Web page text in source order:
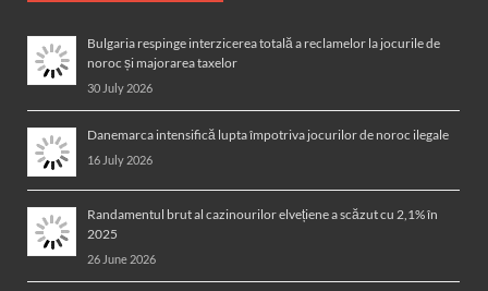
Bulgaria respinge interzicerea totală a reclamelor la jocurile de
noroc și majorarea taxelor
30 July 2026
Danemarca intensifică lupta împotriva jocurilor de noroc ilegale
16 July 2026
Randamentul brut al cazinourilor elvețiene a scăzut cu 2,1% în
2025
26 June 2026